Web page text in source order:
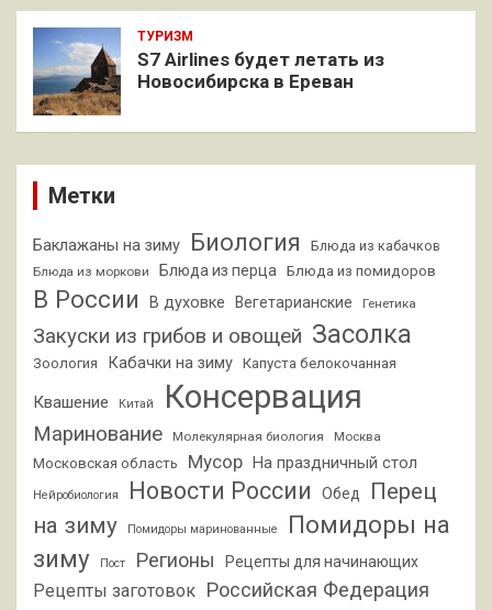
ТУРИЗМ
S7 Airlines будет летать из
Новосибирска в Ереван
Метки
Баклажаны на зиму Биология Блюда из кабачков
Блюда из моркови Блюда из перца Блюда из помидоров
В России В духовке Вегетарианские Генетика
Закуски из грибов и овощей Засолка
Зоология Кабачки на зиму Капуста белокочанная
Квашение Китай Консервация
Маринование Молекулярная биология Москва
Московская область Мусор На праздничный стол
Нейробиология Новости России Обед
Перец
на зиму
Помидоры маринованные
Помидоры на
зиму
Пост Регионы Рецепты для начинающих
Рецепты заготовок Российская Федерация